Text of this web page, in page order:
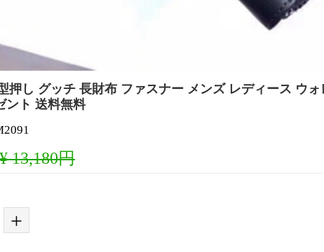
押し グッチ 長財布 ファスナー メンズ レディース ウ
ント 送料無料
¥ 13,180円
+